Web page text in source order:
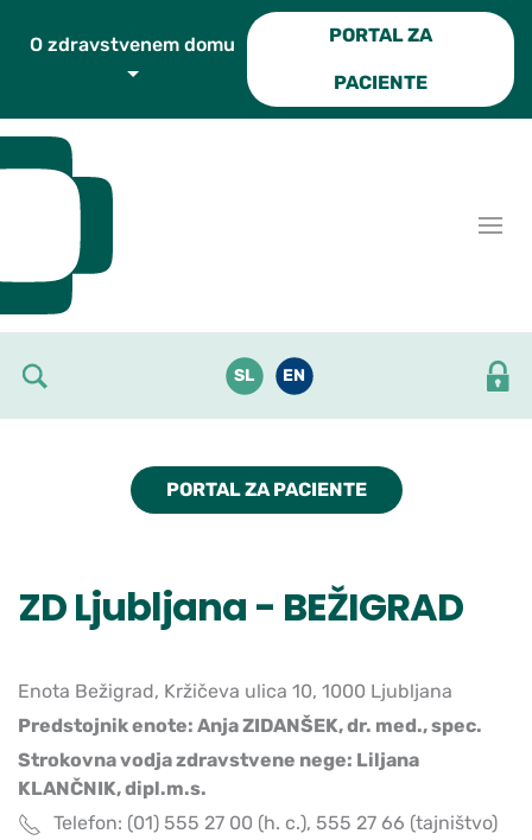
PORTAL ZA
PACIENTE
SL EN
PORTAL ZA PACIENTE
ZD Ljubljana - BEŽIGRAD
Enota Bežigrad, Kržičeva ulica 10, 1000 Ljubljana
Predstojnik enote: Anja ZIDANŠEK, dr. med., spec.
Strokovna vodja zdravstvene nege: Liljana
KLANČNIK, dipl.m.s.
Telefon: (01) 555 27 00 (h. c.), 555 27 66 (tajništvo)